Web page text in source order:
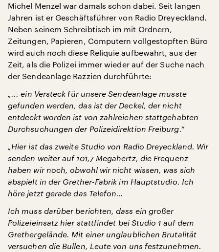
Michel Menzel war damals schon dabei. Seit langen
Jahren ist er Geschäftsführer von Radio Dreyeckland.
Neben seinem Schreibtisch im mit Ordnern,
Zeitungen, Papieren, Computern vollgestopften Büro
wird auch noch diese Reliquie aufbewahrt, aus der
Zeit, als die Polizei immer wieder auf der Suche nach
der Sendeanlage Razzien durchführte:
„... ein Versteck für unsere Sendeanlage musste
gefunden werden, das ist der Deckel, der nicht
entdeckt worden ist von zahlreichen stattgehabten
Durchsuchungen der Polizeidirektion Freiburg.“
„Hier ist das zweite Studio von Radio Dreyeckland. Wir
senden weiter auf 101,7 Megahertz, die Frequenz
haben wir noch, obwohl wir nicht wissen, was sich
abspielt in der Grether-Fabrik im Hauptstudio. Ich
höre jetzt gerade das Telefon…
Ich muss darüber berichten, dass ein großer
Polizeieinsatz hier stattfindet bei Studio 1 auf dem
Grethergelände. Mit einer unglaublichen Brutalität
versuchen die Bullen, Leute von uns festzunehmen.